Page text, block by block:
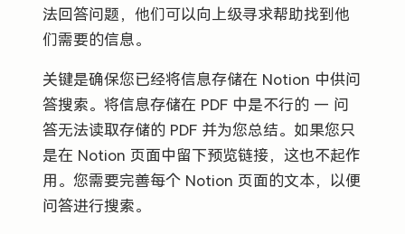
法回答问题，他们可以向上级寻求帮助找到他
们需要的信息。
关键是确保您已经将信息存储在 Notion 中供问
答搜索。将信息存储在 PDF 中是不行的 — 问
答无法读取存储的 PDF 并为您总结。如果您只
是在 Notion 页面中留下预览链接，这也不起作
用。您需要完善每个 Notion 页面的文本，以便
问答进行搜索。